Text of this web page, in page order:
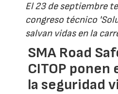
El 23 de septiembre
congreso técnico
salvan vidas en la
SMA Road
CITOP ponen
la seguridad